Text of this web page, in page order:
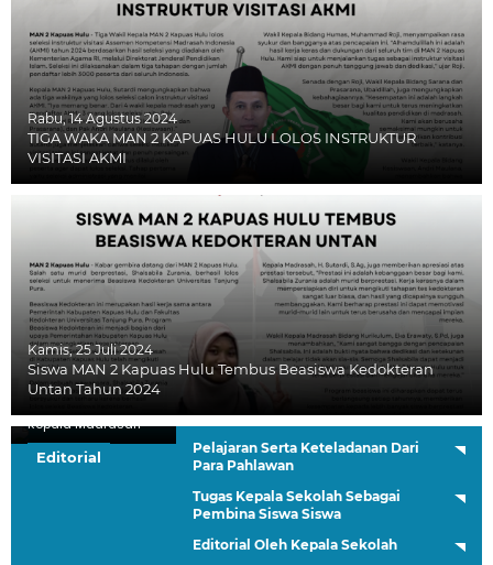
Rabu, 14 Agustus 2024
TIGA WAKA MAN 2 KAPUAS HULU LOLOS INSTRUKTUR
VISITASI AKMI
Kamis, 25 Juli 2024
Siswa MAN 2 Kapuas Hulu Tembus Beasiswa Kedokteran
Untan Tahun 2024
Editorial
Kepala Madrasah
Pelajaran Serta Keteladanan Dari
Para Pahlawan
Tugas Kepala Sekolah Sebagai
Pembina Siswa Siswa
Editorial Oleh Kepala Sekolah